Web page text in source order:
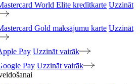
World Elite kredītkarte Uzzināt
Gold maksājumu karte Uzzināt
Pay Uzzināt vairāk
Pay Uzzināt vairāk